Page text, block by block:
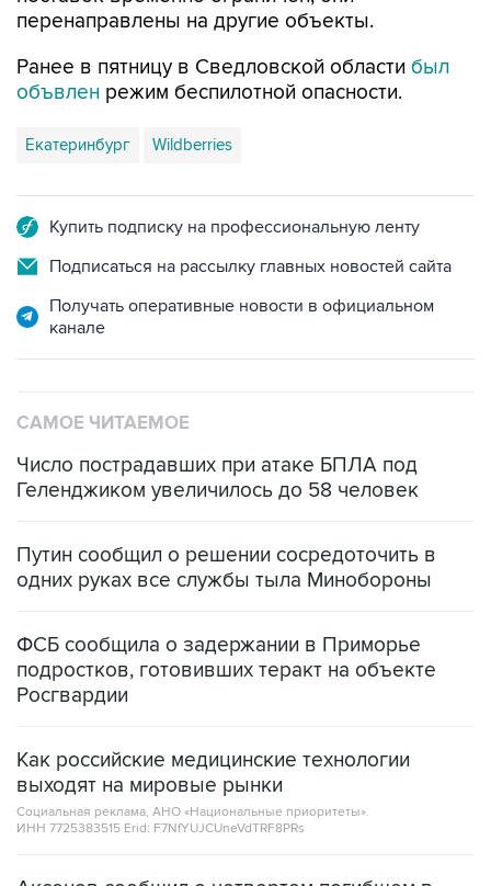
Ранее в пятницу в Сведловской области
Екатеринбург Wildberries
Подписаться на рассылку главных новостей сайта
Получать оперативные новости в официальном
Число пострадавших при атаке БПЛА под
Путин сообщил о решении сосредоточить в
ФСБ сообщила о задержании в Приморье
Росгвардии
Как российские медицинские технологии
Социальная реклама, АНО «Национальные приоритеты».
ИНН 7725383515 Erid: F7NfYUJCUneVdTRF8PRs